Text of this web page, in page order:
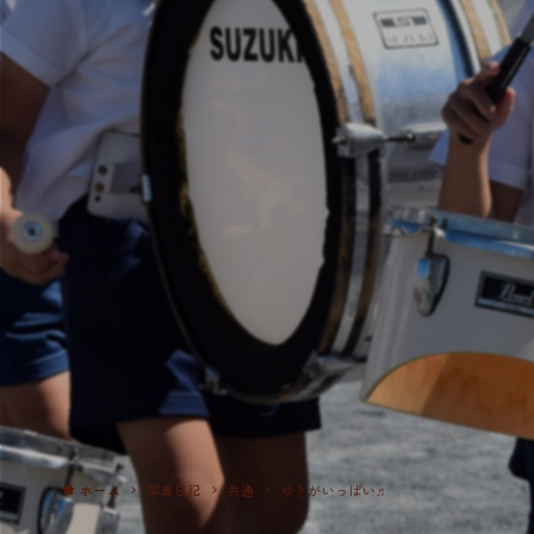
ホーム 写真日記 共通 ゆきがいっぱい♬